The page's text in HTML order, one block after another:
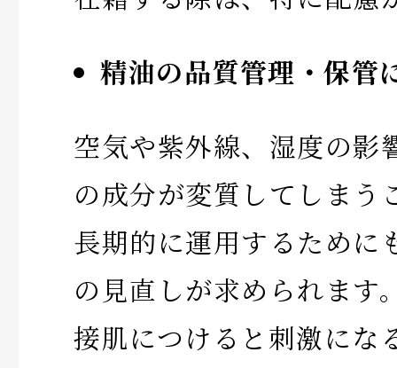
精油の品質管理・保管
空気や紫外線、湿度の影
の成分が変質してしまう
長期的に運用するために
の見直しが求められます
接肌につけると刺激にな